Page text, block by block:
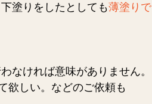
下塗りをしたとしても薄塗りで
なければ意味がありません。
欲しい。などのご依頼も